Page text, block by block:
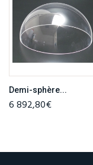
Demi-sphère...
6 892,80€